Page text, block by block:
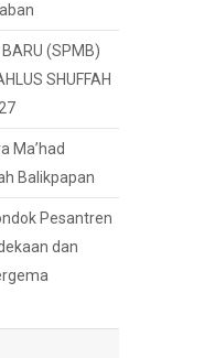
(SPMB)
SHUFFAH
Ma’had
Balikpapan
Pesantren
dan